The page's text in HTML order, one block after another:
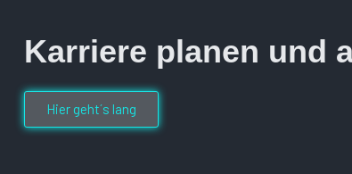
Karriere planen und
Hier geht´s lang